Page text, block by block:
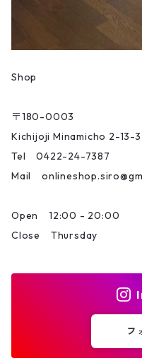
Shop
〒180-0003
Kichijoji Minamicho 2-13-
Tel 0422-24-7387
Mail
Open 12:00 - 20:00
Close Thursday
フ